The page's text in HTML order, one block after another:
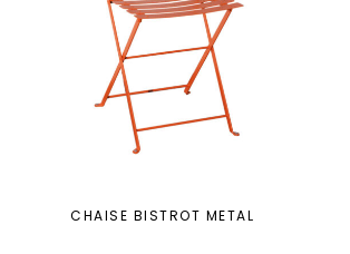
CHAISE BISTROT METAL